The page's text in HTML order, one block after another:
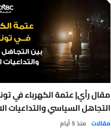
مقال رأي| عتمة الكهرباء في
التجاهل السياسي والتداعيات
مقالات منذ 5 أيام